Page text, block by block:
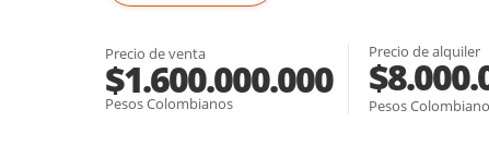
Precio de venta
$1.600.000.000
Pesos Colombianos
Precio de alquiler
Pesos